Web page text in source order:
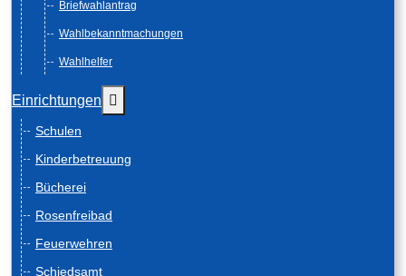
Briefwahlantrag
Wahlbekanntmachungen
Wahlhelfer
Einrichtungen
Schulen
Kinderbetreuung
Bücherei
Rosenfreibad
Feuerwehren
Schiedsamt